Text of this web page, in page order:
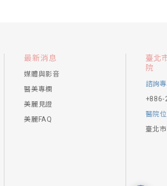
最新消息
媒體與影音
醫美專欄
美麗見證
美麗FAQ
臺北
院
諮詢
醫院
臺北